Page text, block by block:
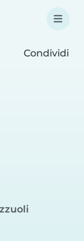
Condividi